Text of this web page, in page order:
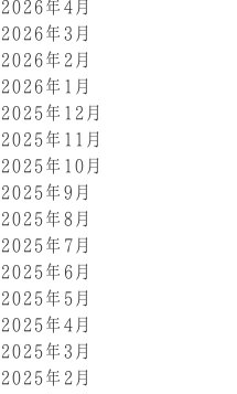
2026年4月
2026年3月
2026年2月
2026年1月
2025年12月
2025年11月
2025年10月
2025年9月
2025年8月
2025年7月
2025年6月
2025年5月
2025年4月
2025年3月
2025年2月